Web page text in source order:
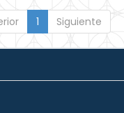
1 Siguiente